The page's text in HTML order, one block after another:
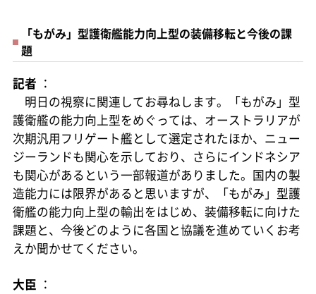
「もがみ」型護衛艦能力向上型の装備移転と今後の課
題
記者 ：
明日の視察に関連してお尋ねします。「もがみ」型
護衛艦の能力向上型をめぐっては、オーストラリアが
次期汎用フリゲート艦として選定されたほか、ニュー
ジーランドも関心を示しており、さらにインドネシア
も関心があるという一部報道がありました。国内の製
造能力には限界があると思いますが、「もがみ」型護
衛艦の能力向上型の輸出をはじめ、装備移転に向けた
課題と、今後どのように各国と協議を進めていくお考
えか聞かせてください。
大臣 ：